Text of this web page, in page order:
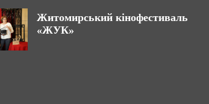
Житомирський кінофестиваль
«ЖУК»